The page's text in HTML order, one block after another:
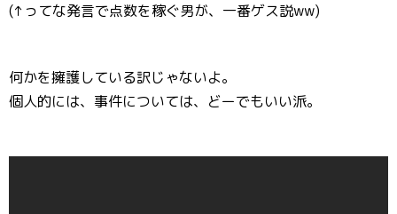
(↑ってな発言で点数を稼ぐ男が、一番ゲス説ww)
何かを擁護している訳じゃないよ。
個人的には、事件については、どーでもいい派。